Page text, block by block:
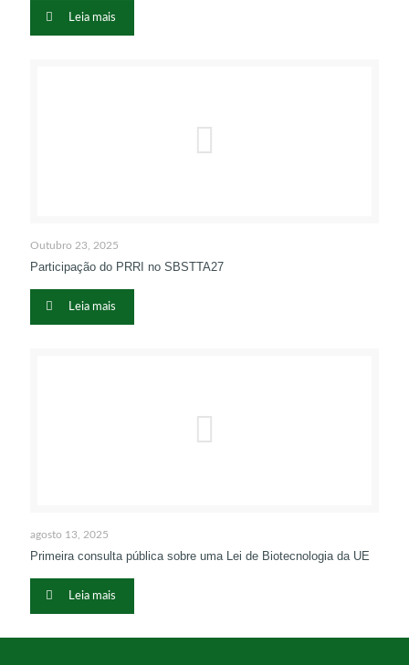
Leia mais
Outubro 23, 2025
Participação do PRRI no SBSTTA27
Leia mais
agosto 13, 2025
Primeira consulta pública sobre uma Lei de Biotecnologia da UE
Leia mais